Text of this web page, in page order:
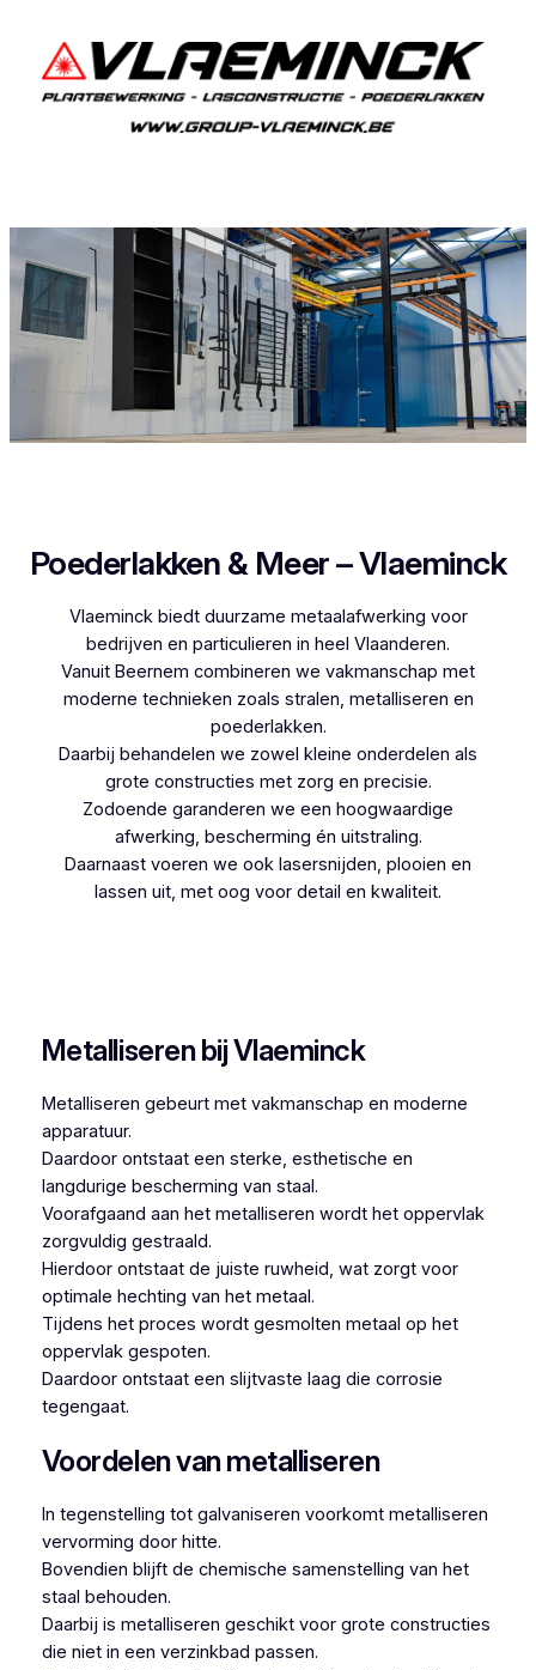
Poederlakken & Meer – Vlaeminck
Vlaeminck biedt duurzame metaalafwerking voor
bedrijven en particulieren in heel Vlaanderen.
Vanuit Beernem combineren we vakmanschap met
moderne technieken zoals stralen, metalliseren en
poederlakken.
Daarbij behandelen we zowel kleine onderdelen als
grote constructies met zorg en precisie.
Zodoende garanderen we een hoogwaardige
afwerking, bescherming én uitstraling.
Daarnaast voeren we ook lasersnijden, plooien en
lassen uit, met oog voor detail en kwaliteit.
Metalliseren bij Vlaeminck
Metalliseren gebeurt met vakmanschap en moderne
apparatuur.
Daardoor ontstaat een sterke, esthetische en
langdurige bescherming van staal.
Voorafgaand aan het metalliseren wordt het oppervlak
zorgvuldig gestraald.
Hierdoor ontstaat de juiste ruwheid, wat zorgt voor
optimale hechting van het metaal.
Tijdens het proces wordt gesmolten metaal op het
oppervlak gespoten.
Daardoor ontstaat een slijtvaste laag die corrosie
tegengaat.
Voordelen van metalliseren
In tegenstelling tot galvaniseren voorkomt metalliseren
vervorming door hitte.
Bovendien blijft de chemische samenstelling van het
staal behouden.
Daarbij is metalliseren geschikt voor grote constructies
die niet in een verzinkbad passen.